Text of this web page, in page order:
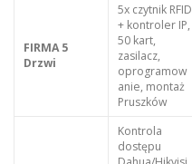
FIRMA 5
Drzwi
5x czytnik RFID
+ kontroler IP,
50 kart,
zasilacz,
oprogramow
anie, montaż
Pruszków
Kontrola
dostępu